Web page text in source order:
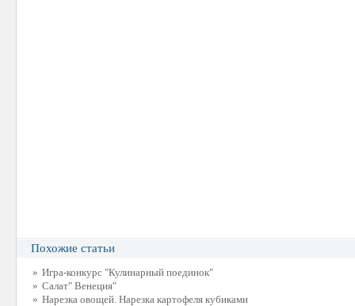
Похожие статьи
» Игра-конкурс "Кулинарный поединок"
» Салат" Венеция"
» Нарезка овощей. Нарезка картофеля кубиками